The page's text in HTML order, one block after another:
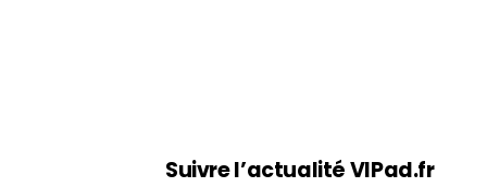
Suivre l’actualité VIPad.fr